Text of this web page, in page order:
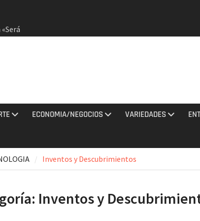
ECONOMIA/NEGOCIOS VARIEDADES
Inventos y Descubrimientos
Inventos y